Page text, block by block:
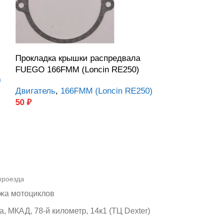
Прокладка крышки распредвала
FUEGO 166FMM (Loncin RE250)
Двигатель, 166FMM (Loncin RE250)
50 ₽
мотоциклов
МКАД, 78-й километр, 14к1 (ТЦ Dexter)